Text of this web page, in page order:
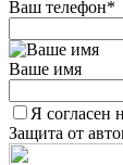
Ваш телефон*
Ваше имя
Я согласен
Защита от